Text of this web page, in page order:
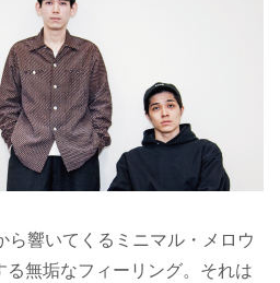
ら響いてくるミニマル・メロウ
無垢なフィーリング。それは